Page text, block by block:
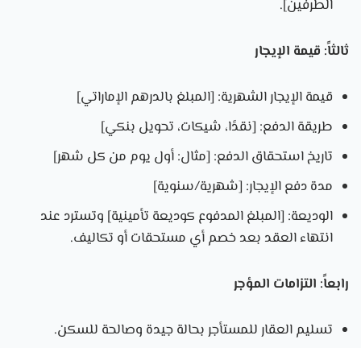
الطرفين].
ثالثاً: قيمة الإيجار
قيمة الإيجار الشهرية: [المبلغ بالدرهم الإماراتي]
طريقة الدفع: [نقدًا، شيكات، تحويل بنكي]
تاريخ استحقاق الدفع: [مثال: أول يوم من كل شهر]
مدة دفع الإيجار: [شهرية/سنوية]
الوديعة: [المبلغ المدفوع كوديعة تأمينية] وتسترد عند
انتهاء العقد بعد خصم أي مستحقات أو تكاليف.
رابعاً: التزامات المؤجر
تسليم العقار للمستأجر بحالة جيدة وصالحة للسكن.